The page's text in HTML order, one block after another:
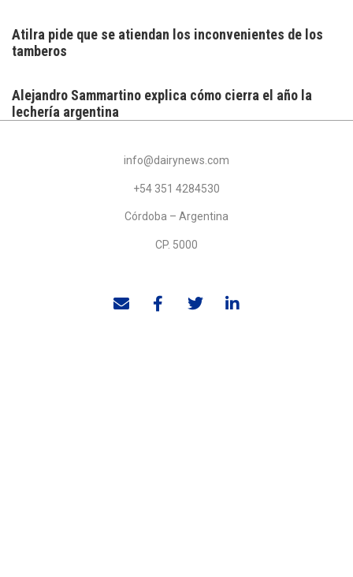
Atilra pide que se atiendan los inconvenientes de los
tamberos
Alejandro Sammartino explica cómo cierra el año la
lechería argentina
info@dairynews.com
+54 351 4284530
Córdoba – Argentina
CP. 5000